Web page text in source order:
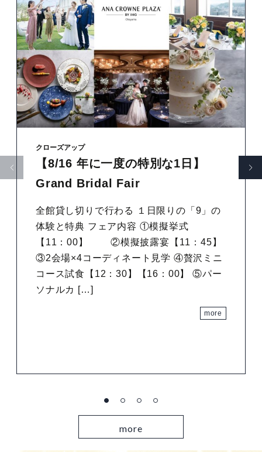
クローズアップ
【8/16 年に一度の特別な1日】
Grand Bridal Fair
全館貸し切りで行わる １日限りの「9」の
体験と特典 フェア内容 ①模擬挙式
【11：00】 ②模擬披露宴【11：45】
③2会場×4コーディネート見学 ④贅沢ミニ
コース試食【12：30】【16：00】 ⑤パー
ソナルカ […]
more
more